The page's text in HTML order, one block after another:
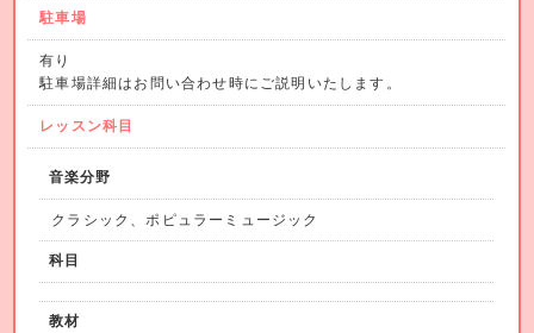
駐車場
有り
駐車場詳細はお問い合わせ時にご説明いたします。
レッスン科目
音楽分野
クラシック、ポピュラーミュージック
科目
教材